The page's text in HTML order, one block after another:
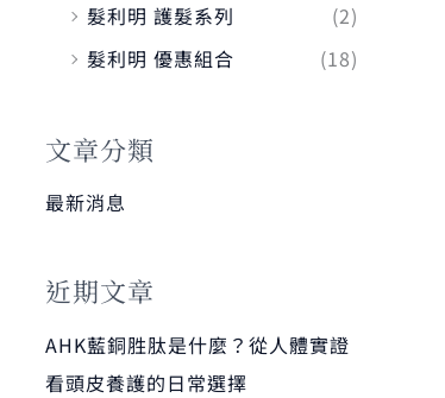
髮利明 護髮系列
(2)
髮利明 優惠組合
(18)
文章分類
最新消息
近期文章
AHK藍銅胜肽是什麼？從人體實證
看頭皮養護的日常選擇